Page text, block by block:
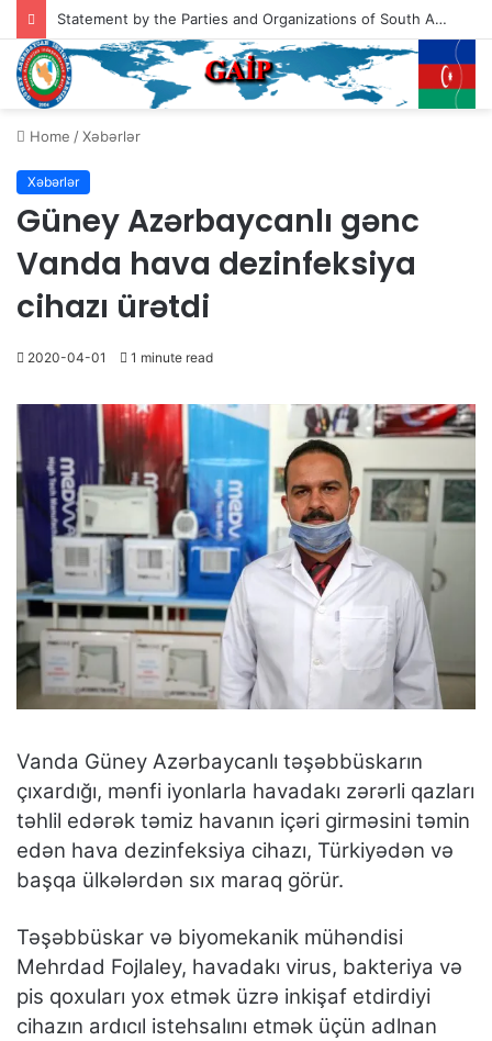
Statement by the Parties and Organizations of South Azerbaijan Addressed to the President of the United States of America, Mr. Donald Trump
Home /Xəbərlər
Xəbərlər
Güney Azərbaycanlı gənc
Vanda hava dezinfeksiya
cihazı ürətdi
2020-04-01 1 minute read
Vanda Güney Azərbaycanlı təşəbbüskarın
çıxardığı, mənfi iyonlarla havadakı zərərli qazları
təhlil edərək təmiz havanın içəri girməsini təmin
edən hava dezinfeksiya cihazı, Türkiyədən və
başqa ülkələrdən sıx maraq görür.
Təşəbbüskar və biyomekanik mühəndisi
Mehrdad Fojlaley, havadakı virus, bakteriya və
pis qoxuları yox etmək üzrə inkişaf etdirdiyi
cihazın ardıcıl istehsalını etmək üçün adlnan